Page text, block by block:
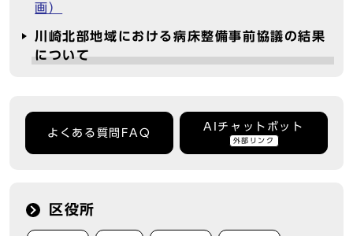
画）
川崎北部地域における病床整備事前協議の結果
について
よくある質問FAQ
AIチャットボット
外部リンク
区役所